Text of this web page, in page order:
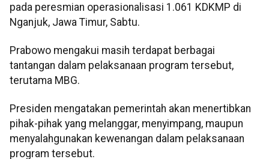
pada peresmian operasionalisasi 1.061 KDKMP di
Nganjuk, Jawa Timur, Sabtu.
Prabowo mengakui masih terdapat berbagai
tantangan dalam pelaksanaan program tersebut,
terutama MBG.
Presiden mengatakan pemerintah akan menertibkan
pihak-pihak yang melanggar, menyimpang, maupun
menyalahgunakan kewenangan dalam pelaksanaan
program tersebut.